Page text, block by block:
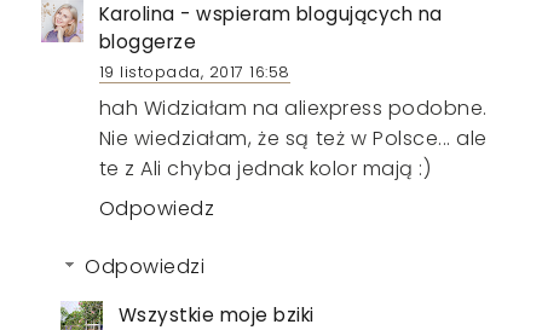
Karolina - wspieram blogujących na
bloggerze
19 listopada, 2017 16:58
hah Widziałam na aliexpress podobne.
Nie wiedziałam, że są też w Polsce... ale
te z Ali chyba jednak kolor mają :)
Odpowiedz
Odpowiedzi
Wszystkie moje bziki